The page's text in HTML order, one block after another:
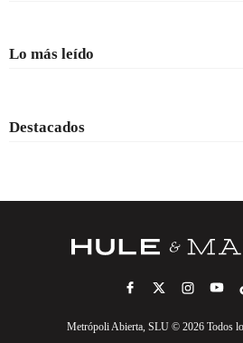
Lo más leído
Destacados
Metrópoli Abierta, SLU © 2026 Todos